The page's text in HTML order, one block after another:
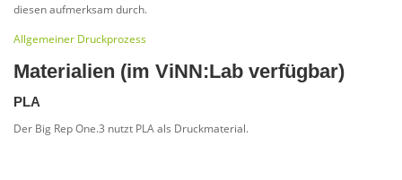
diesen aufmerksam durch.
Allgemeiner Druckprozess
Materialien (im ViNN:Lab verfügbar)
PLA
Der Big Rep One.3 nutzt PLA als Druckmaterial.